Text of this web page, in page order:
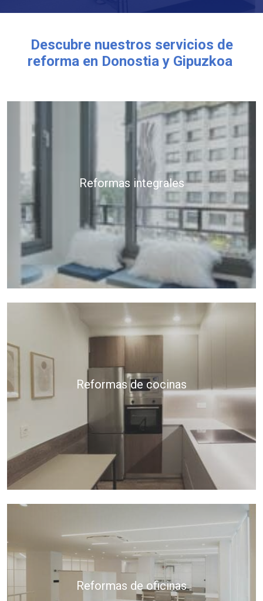
Descubre nuestros servicios de
reforma en Donostia y Gipuzkoa
Reformas integrales
Reformas de cocinas
Reformas de oficinas